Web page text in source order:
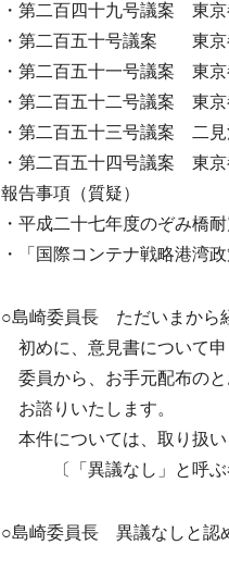
・第二百四十九号議案 東
・第二百五十号議案 東京
・第二百五十一号議案 東
・第二百五十二号議案 東
・第二百五十三号議案 二
・第二百五十四号議案 東
報告事項（質疑）
・平成二十七年度のぞみ橋
・「国際コンテナ戦略港湾
○島崎委員長 ただいまから
初めに、意見書について申
委員から、お手元配布のと
お諮りいたします。
本件については、取り扱い
〔「異議なし」と呼ぶ
○島崎委員長 異議なしと認